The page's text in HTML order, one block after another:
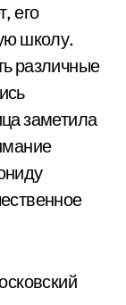
его
школу.
различные
заметила